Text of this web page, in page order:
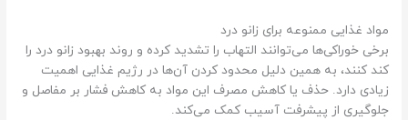
مواد غذایی ممنوعه برای زانو درد
برخی خوراکی‌ها می‌توانند التهاب را تشدید کرده و روند بهبود زانو درد را
کند کنند، به همین دلیل محدود کردن آن‌ها در رژیم غذایی اهمیت
زیادی دارد. حذف یا کاهش مصرف این مواد به کاهش فشار بر مفاصل و
جلوگیری از پیشرفت آسیب کمک می‌کند.